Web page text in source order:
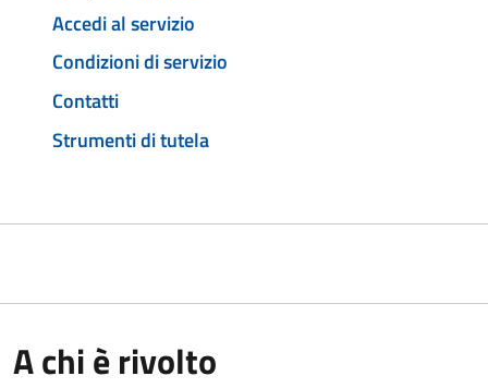
Accedi al servizio
Condizioni di servizio
Contatti
Strumenti di tutela
A chi è rivolto